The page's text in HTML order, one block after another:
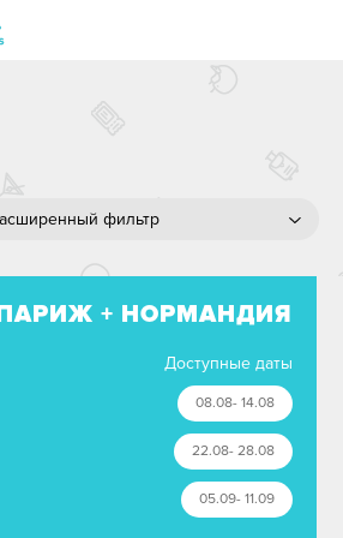
фильтр
один/несколько параметров:
+ НОРМАНДИЯ
Доступные даты
08.08- 14.08
22.08- 28.08
05.09- 11.09